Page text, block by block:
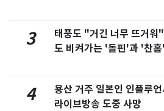
3
태풍도 "거긴 너무 뜨거
도 비켜가는 '돌핀'과 '찬홈'
4
용산 거주 일본인 인플루
라이브방송 도중 사망